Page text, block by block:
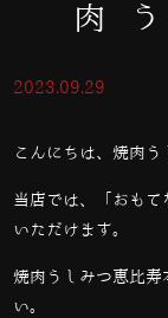
肉
2023.09.29
こんにちは、焼肉う
当店では、「おも
いただけます。
焼肉うしみつ恵比寿
い。